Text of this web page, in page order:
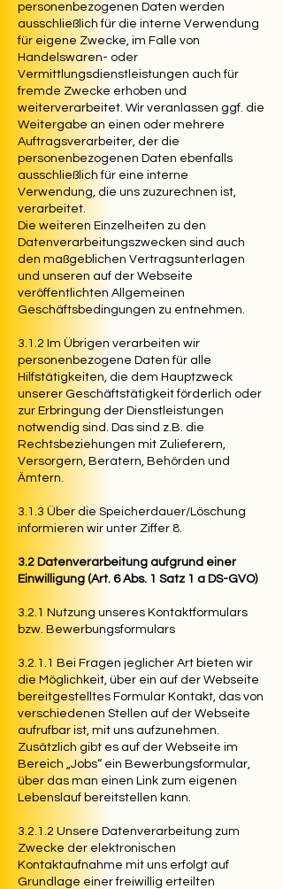
personenbezogenen Daten werden
ausschließlich für die interne Verwendung
für eigene Zwecke, im Falle von
Handelswaren- oder
Vermittlungsdienstleistungen auch für
fremde Zwecke erhoben und
weiterverarbeitet. Wir veranlassen ggf. die
Weitergabe an einen oder mehrere
Auftragsverarbeiter, der die
personenbezogenen Daten ebenfalls
ausschließlich für eine interne
Verwendung, die uns zuzurechnen ist,
verarbeitet.
Die weiteren Einzelheiten zu den
Datenverarbeitungszwecken sind auch
den maßgeblichen Vertragsunterlagen
und unseren auf der Webseite
veröffentlichten Allgemeinen
Geschäftsbedingungen zu entnehmen.
3.1.2 Im Übrigen verarbeiten wir
personenbezogene Daten für alle
Hilfstätigkeiten, die dem Hauptzweck
unserer Geschäftstätigkeit förderlich oder
zur Erbringung der Dienstleistungen
notwendig sind. Das sind z.B. die
Rechtsbeziehungen mit Zulieferern,
Versorgern, Beratern, Behörden und
Ämtern.
3.1.3 Über die Speicherdauer/Löschung
informieren wir unter Ziffer 8.
3.2 Datenverarbeitung aufgrund einer
Einwilligung (Art. 6 Abs. 1 Satz 1 a DS-GVO)
3.2.1 Nutzung unseres Kontaktformulars
bzw. Bewerbungsformulars
3.2.1.1 Bei Fragen jeglicher Art bieten wir
die Möglichkeit, über ein auf der Webseite
bereitgestelltes Formular Kontakt, das von
verschiedenen Stellen auf der Webseite
aufrufbar ist, mit uns aufzunehmen.
Zusätzlich gibt es auf der Webseite im
Bereich „Jobs“ ein Bewerbungsformular,
über das man einen Link zum eigenen
Lebenslauf bereitstellen kann.
3.2.1.2 Unsere Datenverarbeitung zum
Zwecke der elektronischen
Kontaktaufnahme mit uns erfolgt auf
Grundlage einer freiwillig erteilten